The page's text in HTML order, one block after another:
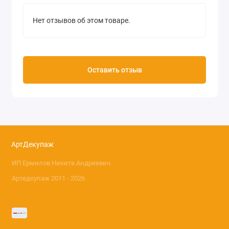
Нет отзывов об этом товаре.
Оставить отзыв
АртДекупаж
ИП Ермилов Никита Андреевич
Артедкупаж 2011 - 2026